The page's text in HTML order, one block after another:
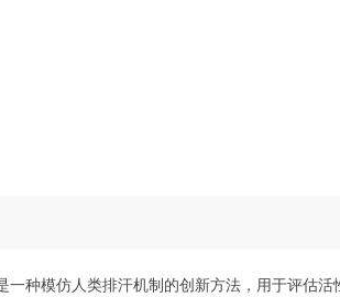
种模仿人类排汗机制的创新方法，用于评估活